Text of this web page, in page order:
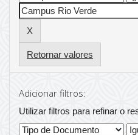
Retornar valores
Adicionar filtros:
Utilizar filtros para refinar o